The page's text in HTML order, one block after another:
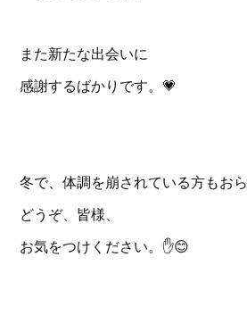
また新たな出会いに
感謝するばかりです。💗
冬で、体調を崩されている方もおら
どうぞ、皆様、
お気をつけください。✋️😊